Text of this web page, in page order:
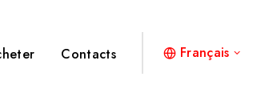
Contacts Français